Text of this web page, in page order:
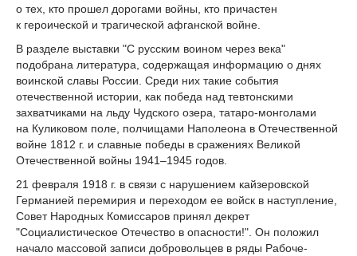
о тех, кто прошел дорогами войны, кто причастен
к героической и трагической афганской войне.
В разделе выставки "С русским воином через века"
подобрана литература, содержащая информацию о днях
воинской славы России. Среди них такие события
отечественной истории, как победа над тевтонскими
захватчиками на льду Чудского озера, татаро-монголами
на Куликовом поле, полчищами Наполеона в Отечественной
войне 1812 г. и славные победы в сражениях Великой
Отечественной войны 1941–1945 годов.
21 февраля 1918 г. в связи с нарушением кайзеровской
Германией перемирия и переходом ее войск в наступление,
Совет Народных Комиссаров принял декрет
"Социалистическое Отечество в опасности!". Он положил
начало массовой записи добровольцев в ряды Рабоче-